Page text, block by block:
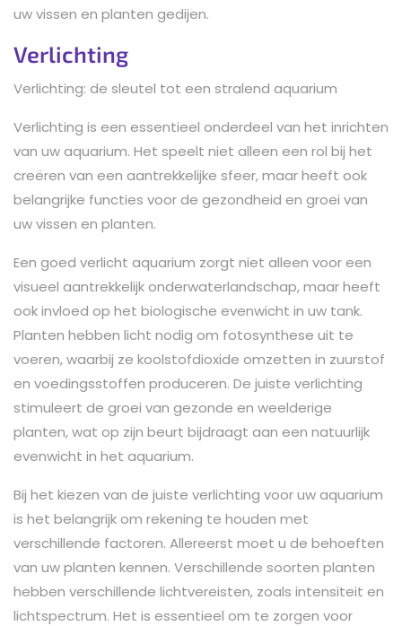
uw vissen en planten gedijen.
Verlichting
Verlichting: de sleutel tot een stralend aquarium
Verlichting is een essentieel onderdeel van het inrichten
van uw aquarium. Het speelt niet alleen een rol bij het
creëren van een aantrekkelijke sfeer, maar heeft ook
belangrijke functies voor de gezondheid en groei van
uw vissen en planten.
Een goed verlicht aquarium zorgt niet alleen voor een
visueel aantrekkelijk onderwaterlandschap, maar heeft
ook invloed op het biologische evenwicht in uw tank.
Planten hebben licht nodig om fotosynthese uit te
voeren, waarbij ze koolstofdioxide omzetten in zuurstof
en voedingsstoffen produceren. De juiste verlichting
stimuleert de groei van gezonde en weelderige
planten, wat op zijn beurt bijdraagt ​​aan een natuurlijk
evenwicht in het aquarium.
Bij het kiezen van de juiste verlichting voor uw aquarium
is het belangrijk om rekening te houden met
verschillende factoren. Allereerst moet u de behoeften
van uw planten kennen. Verschillende soorten planten
hebben verschillende lichtvereisten, zoals intensiteit en
lichtspectrum. Het is essentieel om te zorgen voor